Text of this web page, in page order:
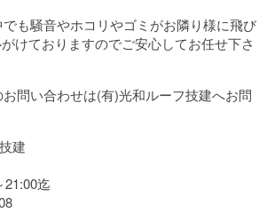
も騒音やホコリやゴミがお隣り様に飛び
けておりますのでご安心してお任せ下さ
問い合わせは(有)光和ルーフ技建へお問
建
21:00迄